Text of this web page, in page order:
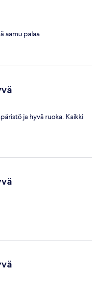
aamu palaa
ja hyvä ruoka. Kaikki